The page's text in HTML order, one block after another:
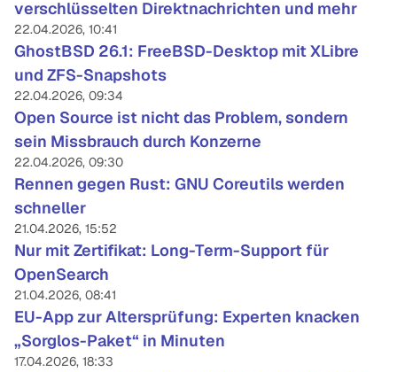
verschlüsselten Direktnachrichten und mehr
22.04.2026, 10:41
GhostBSD 26.1: FreeBSD-Desktop mit XLibre
und ZFS-Snapshots
22.04.2026, 09:34
Open Source ist nicht das Problem, sondern
sein Missbrauch durch Konzerne
22.04.2026, 09:30
Rennen gegen Rust: GNU Coreutils werden
schneller
21.04.2026, 15:52
Nur mit Zertifikat: Long-Term-Support für
OpenSearch
21.04.2026, 08:41
EU-App zur Altersprüfung: Experten knacken
„Sorglos-Paket“ in Minuten
17.04.2026, 18:33